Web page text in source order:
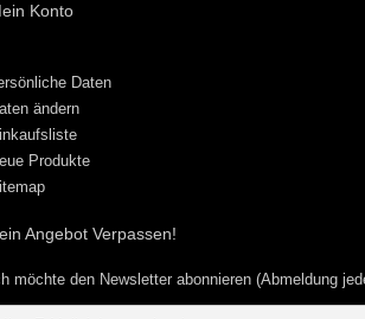
Konto
Daten
ändern
Produkte
Angebot Verpassen!
möchte den Newsletter abonnieren (Abmeldung